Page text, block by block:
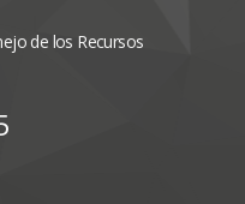
de los Recursos